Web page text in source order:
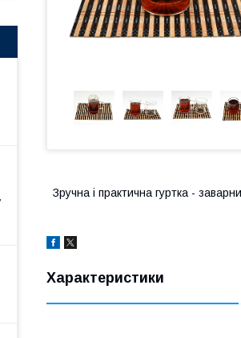
Зручна і практична гуртка -
Характеристики